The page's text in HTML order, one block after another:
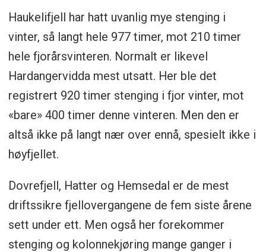
Haukelifjell har hatt uvanlig mye stenging i
vinter, så langt hele 977 timer, mot 210 timer
hele fjorårsvinteren. Normalt er likevel
Hardangervidda mest utsatt. Her ble det
registrert 920 timer stenging i fjor vinter, mot
«bare» 400 timer denne vinteren. Men den er
altså ikke på langt nær over ennå, spesielt ikke i
høyfjellet.
Dovrefjell, Hatter og Hemsedal er de mest
driftssikre fjellovergangene de fem siste årene
sett under ett. Men også her forekommer
stenging og kolonnekjøring mange ganger i